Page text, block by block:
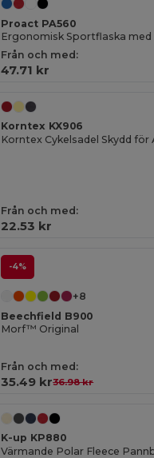
Proact PA560
Från och med:
47.71 kr
Korntex KX906
Korntex Cykelsadel Skydd för
Från och med:
22.53 kr
-4%
+8
Beechfield B900
Morf™ Original
Från och med:
35.49 kr36.98 kr
K-up KP880